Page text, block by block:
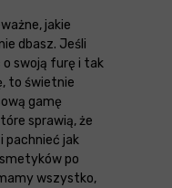
jakie
dbasz. Jeśli
o swoją furę i tak
to świetnie
gamę
sprawią, że
pachnieć jak
po
wszystko,